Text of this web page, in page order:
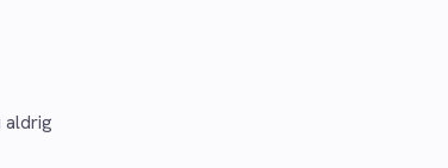
aldrig